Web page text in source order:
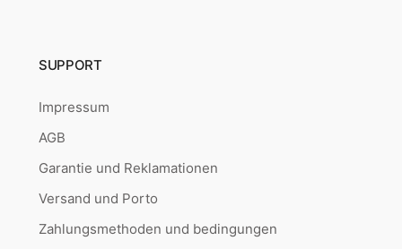
SUPPORT
Impressum
AGB
Garantie und Reklamationen
Versand und Porto
Zahlungsmethoden und bedingungen